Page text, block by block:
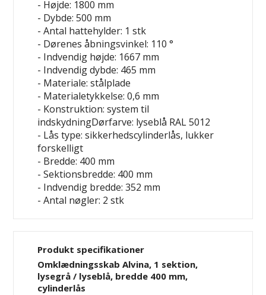
- Højde: 1800 mm
- Dybde: 500 mm
- Antal hattehylder: 1 stk
- Dørenes åbningsvinkel: 110 °
- Indvendig højde: 1667 mm
- Indvendig dybde: 465 mm
- Materiale: stålplade
- Materialetykkelse: 0,6 mm
- Konstruktion: system til
indskydningDørfarve: lyseblå RAL 5012
- Lås type: sikkerhedscylinderlås, lukker
forskelligt
- Bredde: 400 mm
- Sektionsbredde: 400 mm
- Indvendig bredde: 352 mm
- Antal nøgler: 2 stk
Produkt specifikationer
Omklædningsskab Alvina, 1 sektion,
lysegrå / lyseblå, bredde 400 mm,
cylinderlås